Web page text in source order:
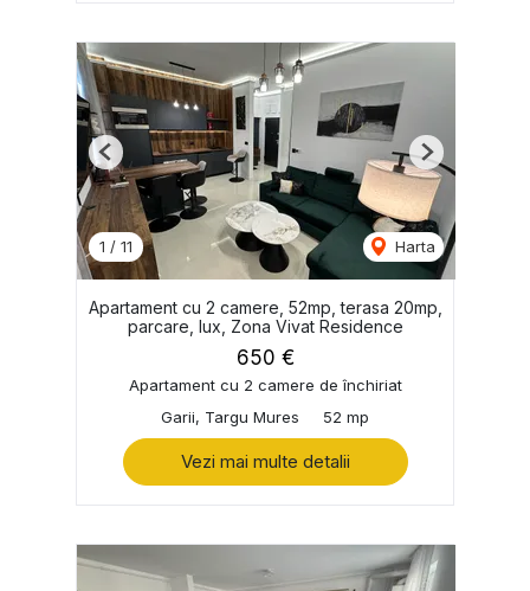
1 / 11 Harta
Previous Next
Apartament cu 2 camere, 52mp, terasa 20mp,
parcare, lux, Zona Vivat Residence
650 €
Apartament cu 2 camere de închiriat
Garii, Targu Mures
52 mp
Vezi mai multe detalii